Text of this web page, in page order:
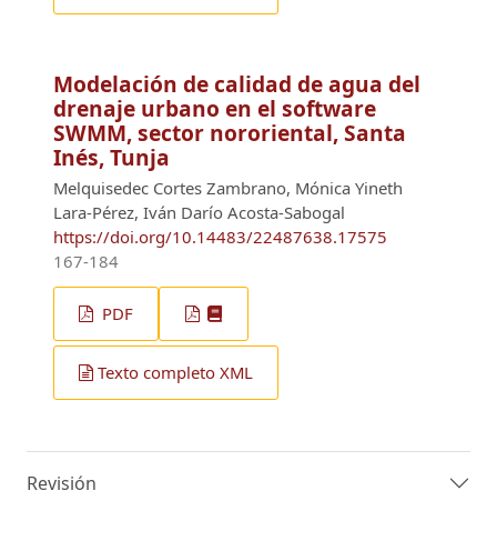
Modelación de calidad de agua del
drenaje urbano en el software
SWMM, sector nororiental, Santa
Inés, Tunja
Melquisedec Cortes Zambrano, Mónica Yineth
Lara-Pérez, Iván Darío Acosta-Sabogal
https://doi.org/10.14483/22487638.17575
167-184
PDF
Texto completo XML
Revisión